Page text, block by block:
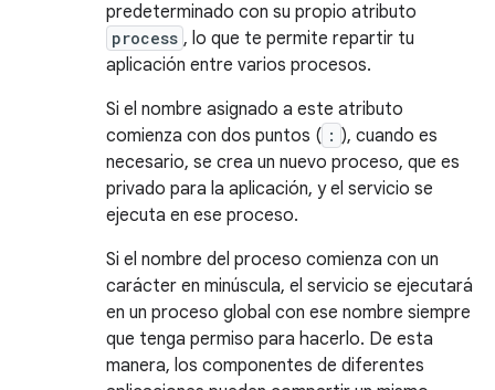
predeterminado con su propio atributo
process , lo que te permite repartir tu
aplicación entre varios procesos.
Si el nombre asignado a este atributo
comienza con dos puntos ( : ), cuando es
necesario, se crea un nuevo proceso, que es
privado para la aplicación, y el servicio se
ejecuta en ese proceso.
Si el nombre del proceso comienza con un
carácter en minúscula, el servicio se ejecutará
en un proceso global con ese nombre siempre
que tenga permiso para hacerlo. De esta
manera, los componentes de diferentes